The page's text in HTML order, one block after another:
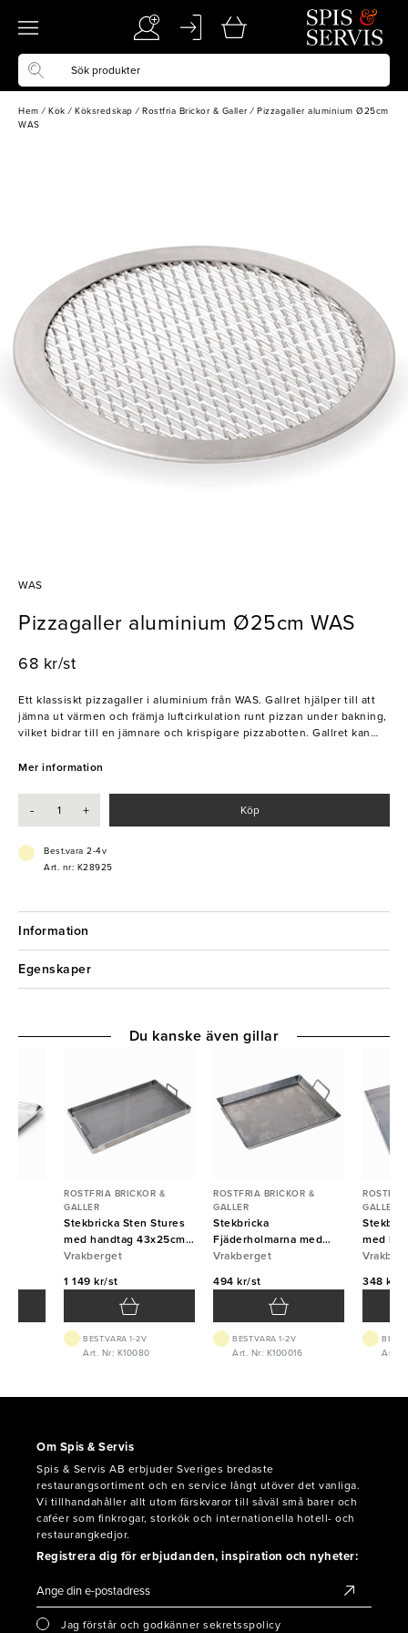
Hem / Kök / Köksredskap / Rostfria Brickor & Galler / Pizzagaller aluminium Ø25cm
WAS
WAS
Pizzagaller aluminium Ø25cm WAS
68 kr/st
Ett klassiskt pizzagaller i aluminium från WAS. Gallret hjälper till att
jämna ut värmen och främja luftcirkulation runt pizzan under bakning,
vilket bidrar till en jämnare och krispigare pizzabotten. Gallret kan
tas ut från ugnen. Ett, med andra ord, oumbärligt verktyg för
- Aluminium
Mer information
- + Köp
Best.vara 2-4v
Art. nr: K28925
Information
Egenskaper
ROSTFRIA BRICKOR &
GALLER
Stekbricka Sten Stures
med handtag 43x25cm
5mm Vrakberget
Vrakberget
1 149 kr/st
BEST.VARA 1-2V
Art. Nr: K10080
ROSTFRIA BRICKOR &
GALLER
Stekbricka
Fjäderholmarna med
handtag 25x20cm 2mm
Vrakberget
494 kr/st
BEST.VARA 1-2V
Art. Nr: K100016
GALLER
med
1,2mm
348 kr/
Art.
Du kanske även gillar
Om Spis & Servis
Spis & Servis AB erbjuder Sveriges bredaste
restaurangsortiment och en service långt utöver det vanliga.
Vi tillhandahåller allt utom färskvaror till såväl små barer och
caféer som finkrogar, storkök och internationella hotell- och
restaurangkedjor.
Registrera dig för erbjudanden, inspiration och nyheter:
Jag förstår och godkänner sekretsspolicy